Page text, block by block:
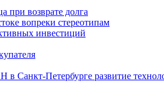
при возврате долга
вопреки стереотипам
инвестиций
Петербурге развитие